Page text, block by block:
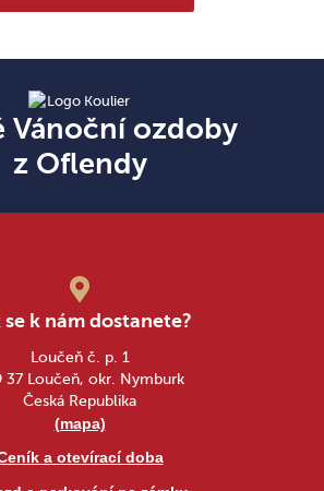
Vánoční ozdoby
z Oflendy
se k nám dostanete?
Loučeň č. p. 1
37 Loučeň, okr. Nymburk
Česká Republika
(mapa)
a otevírací doba